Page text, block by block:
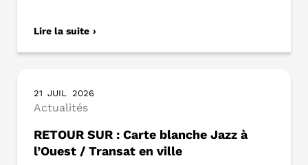
Lire la suite
21 JUIL 2026
Actualités
RETOUR SUR : Carte blanche Jazz à
l’Ouest / Transat en ville